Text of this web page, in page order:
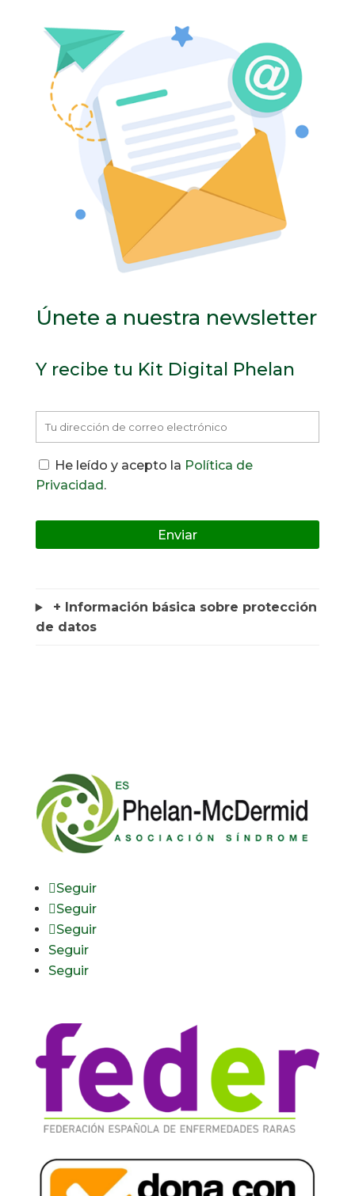
Únete a nuestra newsletter
Y recibe tu Kit Digital Phelan
He leído y acepto la Política de
Privacidad.
+ Información básica sobre protección
de datos
Seguir
Seguir
Seguir
Seguir
Seguir